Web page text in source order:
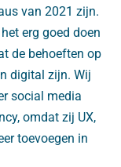
van 2021 zijn.
erg goed doen
de behoeften op
digital zijn. Wij
social media
omdat zij UX,
toevoegen in